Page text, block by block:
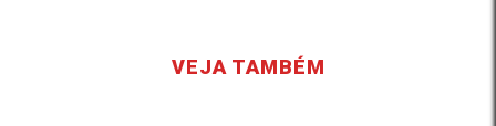
VEJA TAMBÉM